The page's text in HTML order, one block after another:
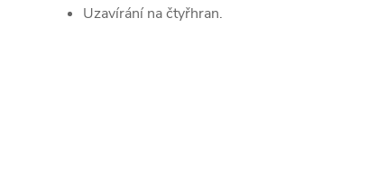
Uzavírání na čtyřhran.